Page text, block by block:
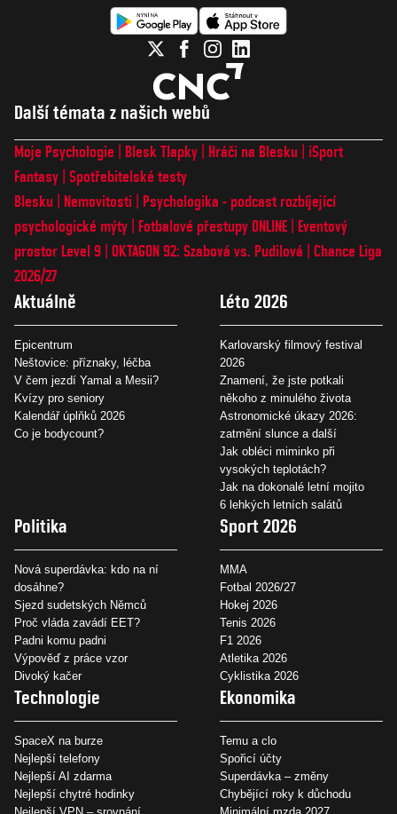
Další témata z našich webů
Moje Psychologie Blesk Tlapky Hráči na Blesku
iSport
Fantasy Spotřebitelské testy
Blesku
Nemovitosti
Psychologika - podcast rozbíjející
psychologické mýty
Fotbalové přestupy ONLINE
Eventový
prostor Level 9 OKTAGON 92: Szabová vs. Pudilová
Chance Liga
2026/27
Aktuálně
Epicentrum
Neštovice: příznaky, léčba
V čem jezdí Yamal a Mesii?
Kvízy pro seniory
Kalendář úplňků 2026
Co je bodycount?
Léto 2026
Karlovarský filmový festival
2026
Znamení, že jste potkali
někoho z minulého života
Astronomické úkazy 2026:
zatmění slunce a další
Jak obléci miminko při
vysokých teplotách?
Jak na dokonalé letní mojito
6 lehkých letních salátů
Politika
Nová superdávka: kdo na ní
dosáhne?
Sjezd sudetských Němců
Proč vláda zavádí EET?
Padni komu padni
Výpověď z práce vzor
Divoký kačer
Sport 2026
MMA
Fotbal 2026/27
Hokej 2026
Tenis 2026
F1 2026
Atletika 2026
Cyklistika 2026
Technologie
SpaceX na burze
Nejlepší telefony
Nejlepší AI zdarma
Nejlepší chytré hodinky
Ekonomika
Temu a clo
Spořicí účty
Superdávka – změny
Chybějící roky k důchodu